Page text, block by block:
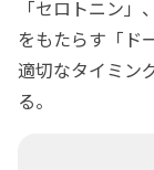
「セロトニン
をもたらす「ド
適切なタイミン
る。